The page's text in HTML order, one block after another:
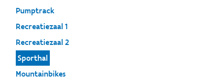
Pumptrack
Recreatiezaal 1
Recreatiezaal 2
Sporthal
Mountainbikes